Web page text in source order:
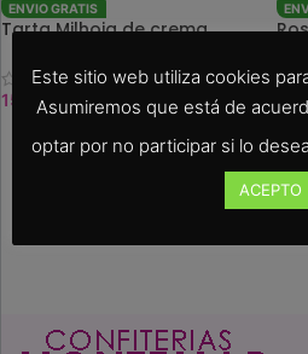
ENVIO GRATIS
Tarta Milhoja de crema
15.00 €
Este sitio web utiliza cookies
Asumiremos que está de
optar por no participar si lo
ACEPTO